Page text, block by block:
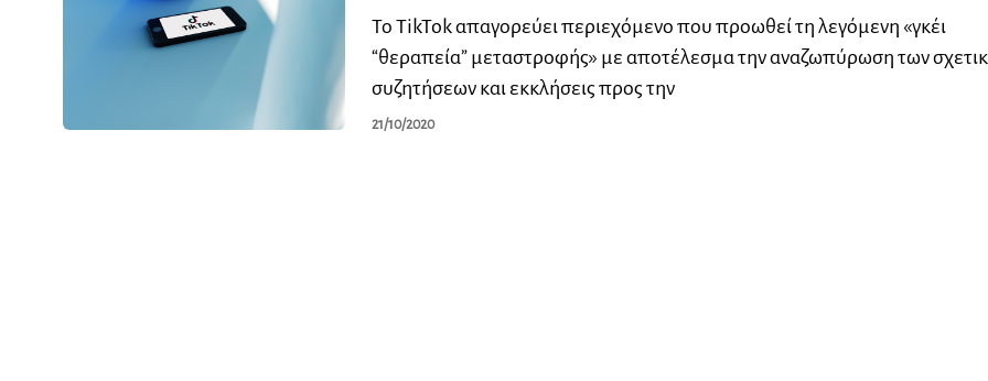
Το TikTok απαγορεύει περιεχόμενο που προωθεί τη λεγόμενη «γκέι
“θεραπεία” μεταστροφής» με αποτέλεσμα την αναζωπύρωση των
συζητήσεων και εκκλήσεις προς την
21/10/2020